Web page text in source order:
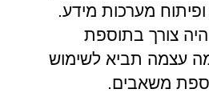
מערכות מידע.
צורך בתוספת
עצמה תביא לשימוש
משאבים.